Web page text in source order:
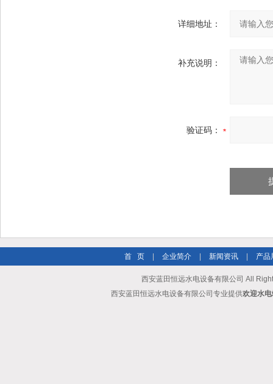
详细地址：
补充说明：
验证码：
首 页 企业简介 新闻资讯 产品
西安蓝田恒远水电设备有限公司 All
西安蓝田恒远水电设备有限公司专业提供欢迎水